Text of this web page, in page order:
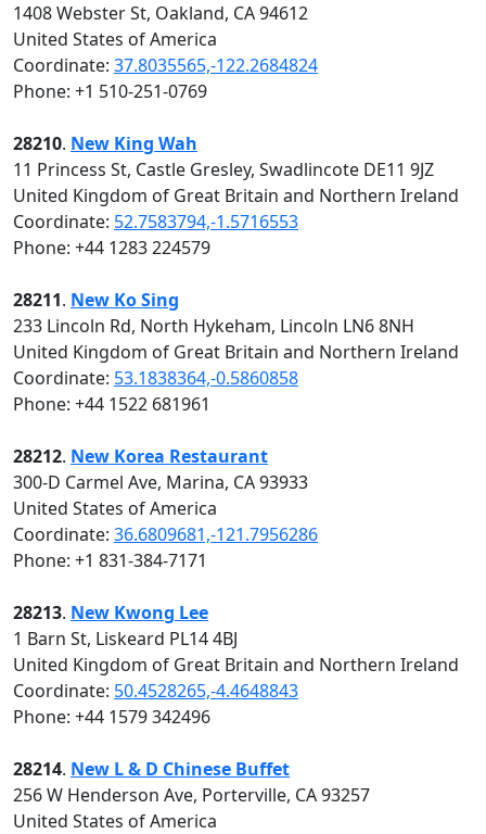
1408 Webster St, Oakland, CA 94612
United States of America
Coordinate: 37.8035565,-122.2684824
Phone: +1 510-251-0769
28210. New King Wah
11 Princess St, Castle Gresley, Swadlincote DE11 9JZ
United Kingdom of Great Britain and Northern Ireland
Coordinate: 52.7583794,-1.5716553
Phone: +44 1283 224579
28211. New Ko Sing
233 Lincoln Rd, North Hykeham, Lincoln LN6 8NH
United Kingdom of Great Britain and Northern Ireland
Coordinate: 53.1838364,-0.5860858
Phone: +44 1522 681961
28212. New Korea Restaurant
300-D Carmel Ave, Marina, CA 93933
United States of America
Coordinate: 36.6809681,-121.7956286
Phone: +1 831-384-7171
28213. New Kwong Lee
1 Barn St, Liskeard PL14 4BJ
United Kingdom of Great Britain and Northern Ireland
Coordinate: 50.4528265,-4.4648843
Phone: +44 1579 342496
28214. New L & D Chinese Buffet
256 W Henderson Ave, Porterville, CA 93257
United States of America